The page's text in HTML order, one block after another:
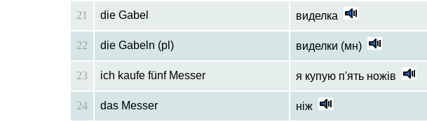
21 die Gabel виделка
22 die Gabeln (pl) виделки (мн)
23 ich kaufe fünf Messer я купую п'ять ножів
24 das Messer ніж